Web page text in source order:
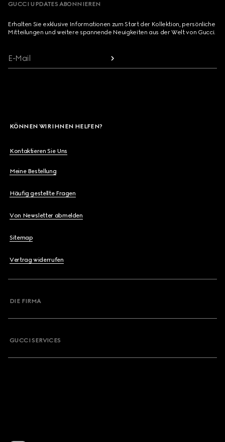
GUCCI UPDATES ABONNIEREN
Erhalten Sie exklusive Informationen zum Start der Kollektion, persönliche
Mitteilungen und weitere spannende Neuigkeiten aus der Welt von Gucci.
E-Mail
KÖNNEN WIR IHNEN HELFEN?
Kontaktieren Sie Uns
Meine Bestellung
Häufig gestellte Fragen
Von Newsletter abmelden
Sitemap
Vertrag widerrufen
DIE FIRMA
GUCCI SERVICES